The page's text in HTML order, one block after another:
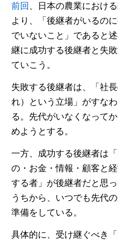
前回 、日本の農業におけ
より、「後継者がいるの
でいないこと」であると
継に成功する後継者と失
ていこう。
失敗する後継者は、「社
れ）という立場」がすな
る。先代がいなくなって
めようとする。
一方、成功する後継者は
の・お金・情報・顧客と
する者」が後継者だと思
うちから、いつでも先代
準備をしている。
具体的に、受け継ぐべき